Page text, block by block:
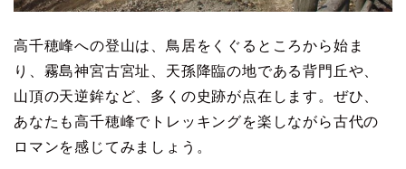
高千穂峰への登山は、鳥居をくぐるところから始ま
り、霧島神宮古宮址、天孫降臨の地である背門丘や、
山頂の天逆鉾など、多くの史跡が点在します。ぜひ、
あなたも高千穂峰でトレッキングを楽しながら古代の
ロマンを感じてみましょう。